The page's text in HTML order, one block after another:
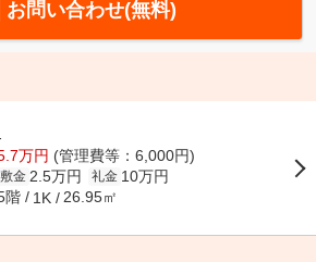
お問い合わせ(無料)
万円 (管理費等：6,000円)
敷金 2.5万円 礼金 10万円
階 1K 26.95㎡